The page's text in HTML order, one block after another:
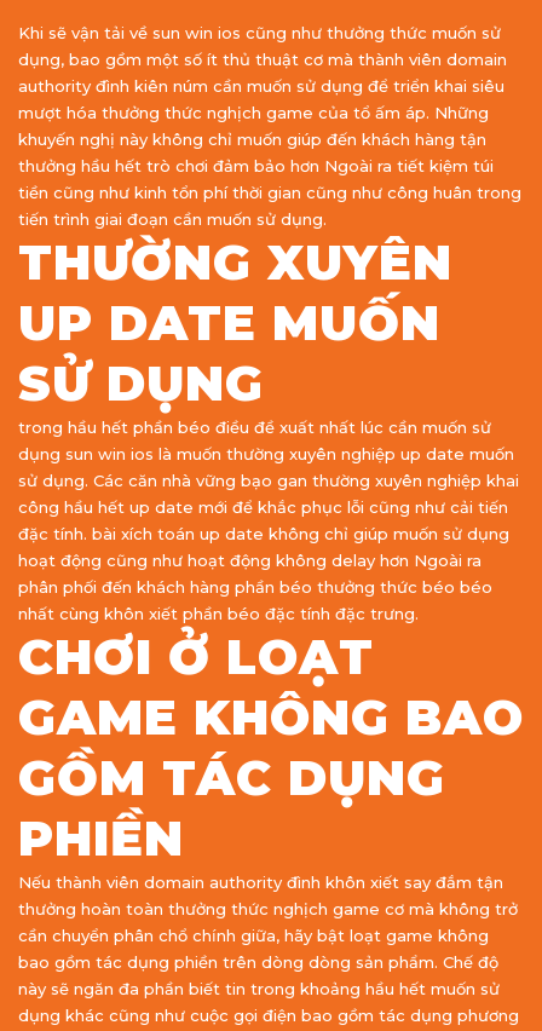
Khi sẽ vận tải về sun win ios cũng như thưởng thức muốn sử
dụng, bao gồm một số ít thủ thuật cơ mà thành viên domain
authority đình kiên núm cần muốn sử dụng để triển khai siêu
mượt hóa thưởng thức nghịch game của tổ ấm áp. Những
khuyến nghị này không chỉ muốn giúp đến khách hàng tận
thưởng hầu hết trò chơi đảm bảo hơn Ngoài ra tiết kiệm túi
tiền cũng như kinh tổn phí thời gian cũng như công huân trong
tiến trình giai đoạn cần muốn sử dụng.
THƯỜNG XUYÊN
UP DATE MUỐN
SỬ DỤNG
trong hầu hết phần béo điều đề xuất nhất lúc cần muốn sử
dụng sun win ios là muốn thường xuyên nghiệp up date muốn
sử dụng. Các căn nhà vững bạo gan thường xuyên nghiệp khai
công hầu hết up date mới để khắc phục lỗi cũng như cải tiến
đặc tính. bài xích toán up date không chỉ giúp muốn sử dụng
hoạt động cũng như hoạt động không delay hơn Ngoài ra
phân phối đến khách hàng phần béo thưởng thức béo béo
nhất cùng khôn xiết phần béo đặc tính đặc trưng.
CHƠI Ở LOẠT
GAME KHÔNG BAO
GỒM TÁC DỤNG
PHIỀN
Nếu thành viên domain authority đình khôn xiết say đắm tận
thưởng hoàn toàn thưởng thức nghịch game cơ mà không trở
cần chuyển phân chổ chính giữa, hãy bật loạt game không
bao gồm tác dụng phiền trên dòng dòng sản phẩm. Chế độ
này sẽ ngăn đa phần biết tin trong khoảng hầu hết muốn sử
dụng khác cũng như cuộc gọi điện bao gồm tác dụng phương